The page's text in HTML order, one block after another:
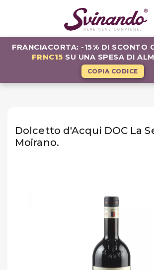
TUTTI I
BIANCHI
VINI
FRANCIACORTA: -15% DI SCONTO
FRNC15 SU UNA SPESA DI
COPIA CODICE
Dolcetto d'Acqui DOC La
Moirano.